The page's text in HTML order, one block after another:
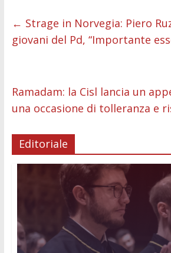
e
b
o
k
itt
er l
at
s
A
p
ss
e
n
er
d
t
← Strage in Norvegia: Piero
giovani del Pd, “Importante
Ramadam: la Cisl lancia un
una occasione di tolleranza e
Editoriale